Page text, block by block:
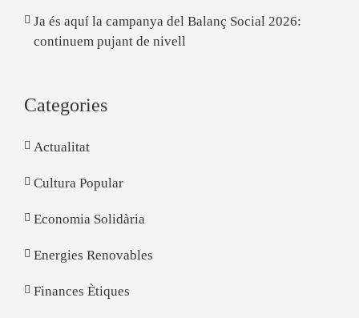
Ja és aquí la campanya del Balanç Social 2026:
continuem pujant de nivell
Categories
Actualitat
Cultura Popular
Economia Solidària
Energies Renovables
Finances Ètiques